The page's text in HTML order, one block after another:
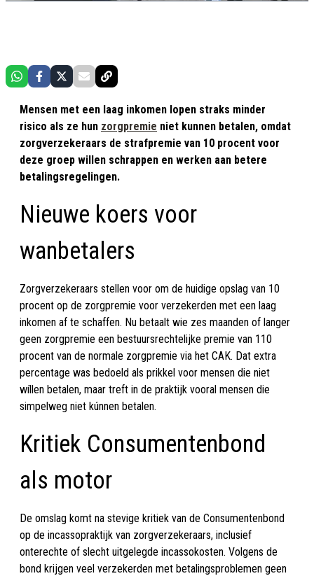
Mensen met een laag inkomen lopen straks minder
risico als ze hun zorgpremie niet kunnen betalen, omdat
zorgverzekeraars de strafpremie van 10 procent voor
deze groep willen schrappen en werken aan betere
betalingsregelingen.
Nieuwe koers voor
wanbetalers
Zorgverzekeraars stellen voor om de huidige opslag van 10
procent op de zorgpremie voor verzekerden met een laag
inkomen af te schaffen. Nu betaalt wie zes maanden of langer
geen zorgpremie een bestuursrechtelijke premie van 110
procent van de normale zorgpremie via het CAK. Dat extra
percentage was bedoeld als prikkel voor mensen die niet
wíllen betalen, maar treft in de praktijk vooral mensen die
simpelweg niet kúnnen betalen.
Kritiek Consumentenbond
als motor
De omslag komt na stevige kritiek van de Consumentenbond
op de incassopraktijk van zorgverzekeraars, inclusief
onterechte of slecht uitgelegde incassokosten. Volgens de
bond krijgen veel verzekerden met betalingsproblemen geen